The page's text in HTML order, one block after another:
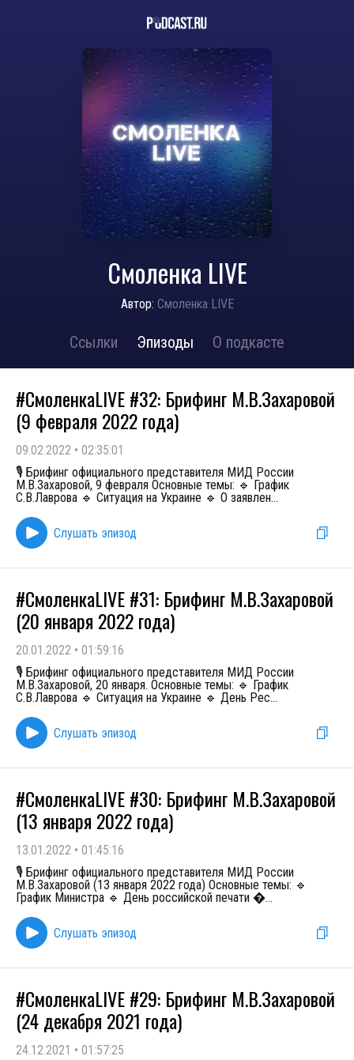
Смоленка LIVE
Автор: Смоленка LIVE
Ссылки Эпизоды О подкасте
#СмоленкаLIVE #32: Брифинг М.В.Захаровой
(9 февраля 2022 года)
09.02.2022 • 02:35:01
🎙 Брифинг официального представителя МИД России
М.В.Захаровой, 9 февраля Основные темы: 🔹 График
С.В.Лаврова 🔹 Ситуация на Украине 🔹 О заявлен...
Слушать эпизод
#СмоленкаLIVE #31: Брифинг М.В.Захаровой
(20 января 2022 года)
20.01.2022 • 01:59:16
🎙 Брифинг официального представителя МИД России
М.В.Захаровой, 20 января. Основные темы: 🔹 График
С.В.Лаврова 🔹 Ситуация на Украине 🔹 День Рес...
Слушать эпизод
#СмоленкаLIVE #30: Брифинг М.В.Захаровой
(13 января 2022 года)
13.01.2022 • 01:45:16
🎙 Брифинг официального представителя МИД России
М.В.Захаровой (13 января 2022 года) Основные темы: 🔹
График Министра 🔹 День российской печати ...
Слушать эпизод
#СмоленкаLIVE #29: Брифинг М.В.Захаровой
(24 декабря 2021 года)
24.12.2021 • 01:57:25